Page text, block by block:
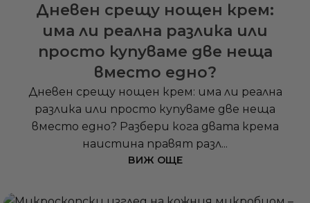
Дневен срещу нощен крем:
има ли реална разлика или
просто купуваме две неща
вместо едно?
Дневен срещу нощен крем: има ли реална
разлика или просто купуваме две неща
вместо едно? Разбери кога двата крема
наистина правят разл...
ВИЖ ОЩЕ